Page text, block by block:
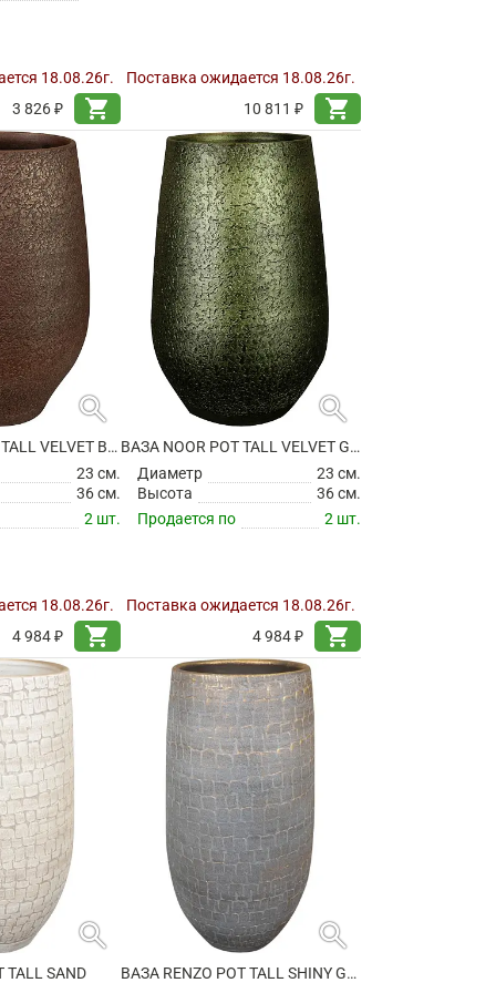
18.08.26г.
3 826 ₽
shopping_cart
Поставка ожидается 18.08.26г.
10 811 ₽
shopping_cart
search
ВАЗА NOOR POT TALL VELVET BROWN
23 см.
36 см.
2 шт.
18.08.26г.
4 984 ₽
shopping_cart
search
ВАЗА NOOR POT TALL VELVET GREEN
Диаметр
23 см.
Высота
36 см.
Продается по
2 шт.
Поставка ожидается 18.08.26г.
4 984 ₽
shopping_cart
search
TALL SAND
search
ВАЗА RENZO POT TALL SHINY GREY